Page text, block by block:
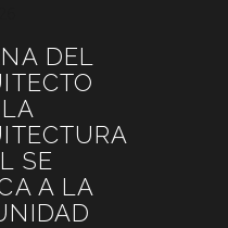
DEL
SE
A LA